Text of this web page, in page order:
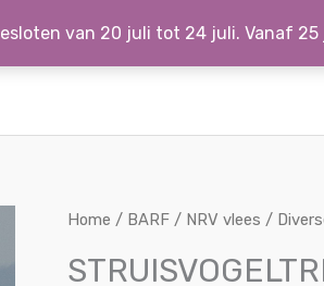
van 20 juli tot 24 juli. Vanaf 25
Home / BARF / NRV vlees /
STRUISVOGELTRIMMINGS